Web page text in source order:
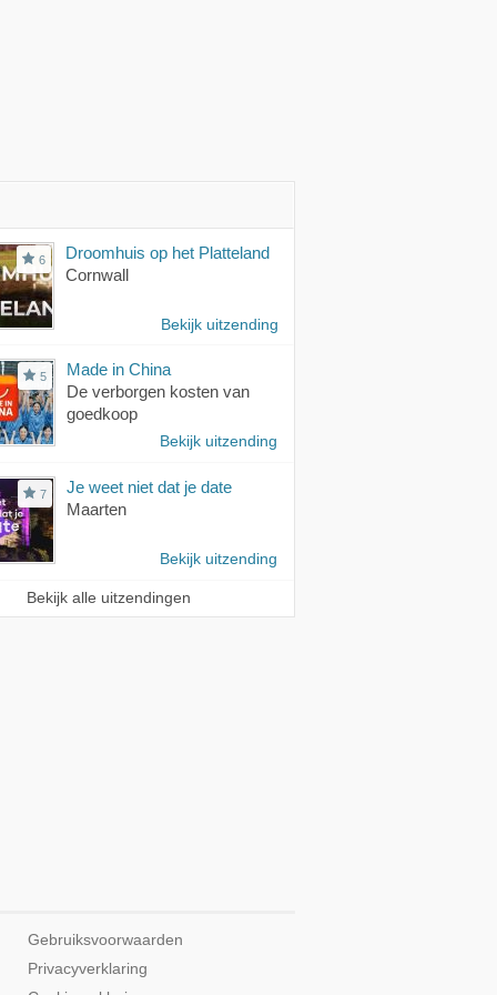
6
Droomhuis op het Platteland
Cornwall
Bekijk uitzending
5
Made in China
De verborgen kosten van
goedkoop
Bekijk uitzending
7
Je weet niet dat je date
Maarten
Bekijk uitzending
Bekijk alle uitzendingen
Gebruiksvoorwaarden
Privacyverklaring